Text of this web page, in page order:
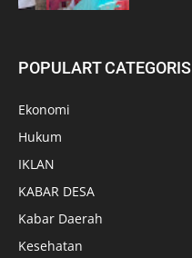
POPULART CATEGORIS
Ekonomi
Hukum
IKLAN
KABAR DESA
Kabar Daerah
Kesehatan